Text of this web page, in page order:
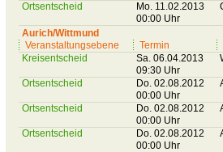
Ortsentscheid
Mo. 11.02.2013
00:00 Uhr
Aurich/Wittmund
Veranstaltungsebene
Termin
Kreisentscheid
Sa. 06.04.2013
09:30 Uhr
Ortsentscheid
Do. 02.08.2012
00:00 Uhr
Ortsentscheid
Do. 02.08.2012
00:00 Uhr
Ortsentscheid
Do. 02.08.2012
00:00 Uhr